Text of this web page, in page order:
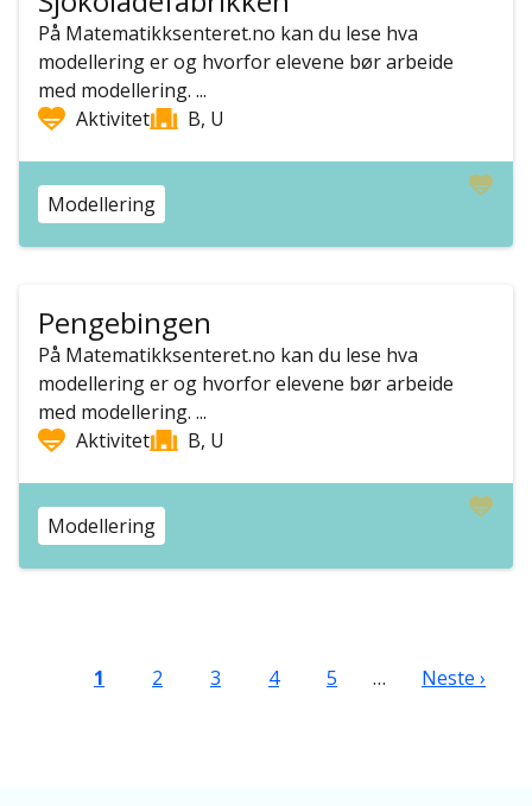
På Matematikksenteret.no kan du lese hva
modellering er og hvorfor elevene bør arbeide
med modellering. ...
Aktivitet
B, U
Modellering
Pengebingen
På Matematikksenteret.no kan du lese hva
modellering er og hvorfor elevene bør arbeide
med modellering. ...
Aktivitet
B, U
Modellering
SiderNåværende side
1 Side
2 Side
3 Side
4 Side
5 … Neste side
Neste ›